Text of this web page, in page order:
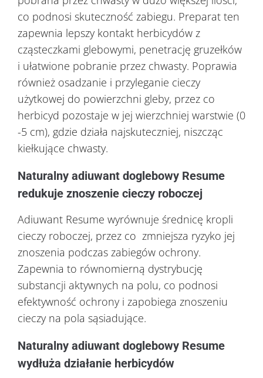
co podnosi skuteczność zabiegu. Preparat ten
zapewnia lepszy kontakt herbicydów z
cząsteczkami glebowymi, penetrację gruzełków
i ułatwione pobranie przez chwasty. Poprawia
również osadzanie i przyleganie cieczy
użytkowej do powierzchni gleby, przez co
herbicyd pozostaje w jej wierzchniej warstwie (0
-5 cm), gdzie działa najskuteczniej, niszcząc
kiełkujące chwasty.
Naturalny adiuwant doglebowy Resume
redukuje znoszenie cieczy roboczej
Adiuwant Resume wyrównuje średnicę kropli
cieczy roboczej, przez co zmniejsza ryzyko jej
znoszenia podczas zabiegów ochrony.
Zapewnia to równomierną dystrybucję
substancji aktywnych na polu, co podnosi
efektywność ochrony i zapobiega znoszeniu
cieczy na pola sąsiadujące.
Naturalny adiuwant doglebowy Resume
wydłuża działanie herbicydów